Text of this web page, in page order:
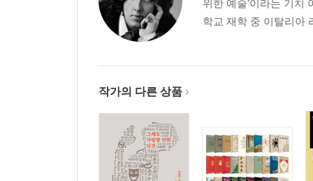
위한 예술’이라는 기치
학교 재학 중 이탈리아
작가의 다른 상품